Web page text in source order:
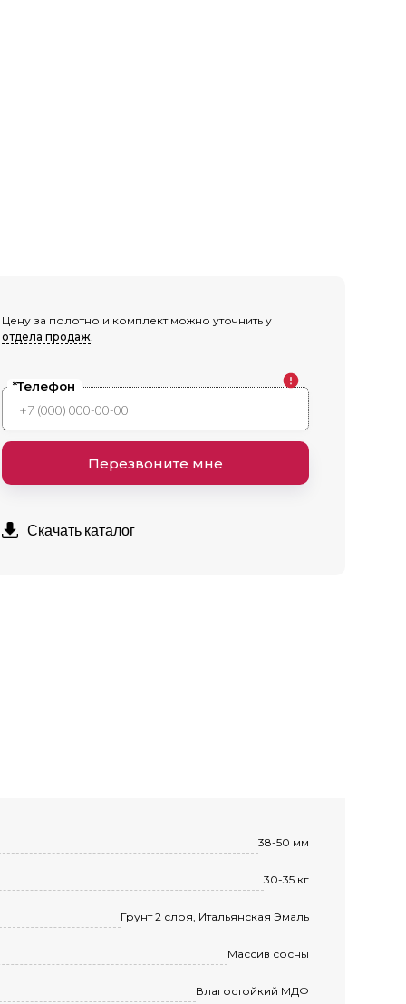
Цену за полотно и комплект можно уточнить у
отдела продаж.
*Телефон
Скачать каталог
38-50 мм
30-35 кг
Грунт 2 слоя, Итальянская Эмаль
Массив сосны
Влагостойкий МДФ